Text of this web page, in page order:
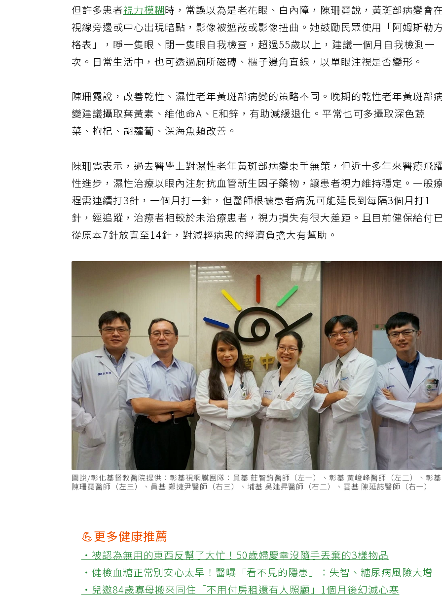
但許多患者視力模糊時，常誤以為是老花眼、白內障，陳珊霓說，黃斑部病變會
視線旁邊或中心出現暗點，影像被遮蔽或影像扭曲。她鼓勵民眾使用「阿姆斯勒
格表」，睜一隻眼、閉一隻眼自我檢查，超過55歲以上，建議一個月自我檢測一
次。日常生活中，也可透過廁所磁磚、櫃子邊角直線，以單眼注視是否變形。
陳珊霓說，改善乾性、濕性老年黃斑部病變的策略不同。晚期的乾性老年黃斑部
變建議攝取葉黃素、維他命A、E和鋅，有助減緩退化。平常也可多攝取深色蔬
菜、枸杞、胡蘿蔔、深海魚類改善。
陳珊霓表示，過去醫學上對濕性老年黃斑部病變束手無策，但近十多年來醫療飛
性進步，濕性治療以眼內注射抗血管新生因子藥物，讓患者視力維持穩定。一般
程需連續打3針，一個月打一針，但醫師根據患者病況可能延長到每隔3個月打1
針，經追蹤，治療者相較於未治療患者，視力損失有很大差距。且目前健保給付
從原本7針放寬至14針，對減輕病患的經濟負擔大有幫助。
圖說/彰化基督教醫院提供：彰基視網膜團隊：員基 莊智鈞醫師（左一）、彰基 黃峻峰醫師（左二）、彰
💪更多健康推薦
‧被認為無用的東西反幫了大忙！50歲婦慶幸沒隨手丟棄的3樣物品
‧健檢血糖正常別安心太早！醫曝「看不見的隱患」：失智、糖尿病風險大增